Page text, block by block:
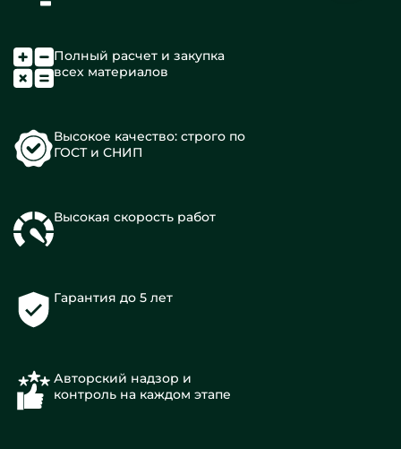
Полный расчет и закупка
всех материалов
Высокое качество: строго по
ГОСТ и СНИП
Высокая скорость работ
Гарантия до 5 лет
Авторский надзор и
контроль на каждом этапе